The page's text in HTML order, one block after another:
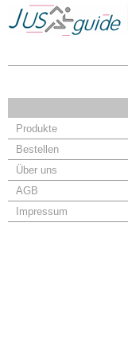
Produkte
Bestellen
Über uns
AGB
Impressum